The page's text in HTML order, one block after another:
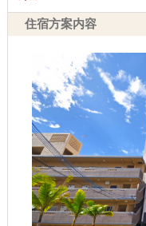
住宿方案内容